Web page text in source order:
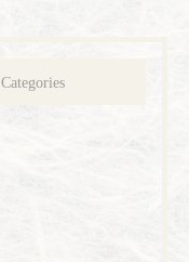
Categories